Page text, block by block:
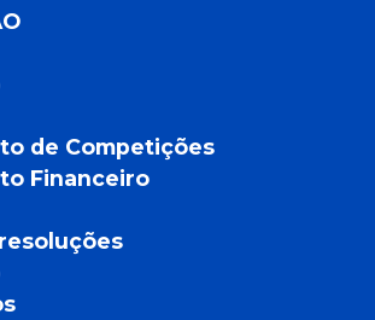
de Competições
Financeiro